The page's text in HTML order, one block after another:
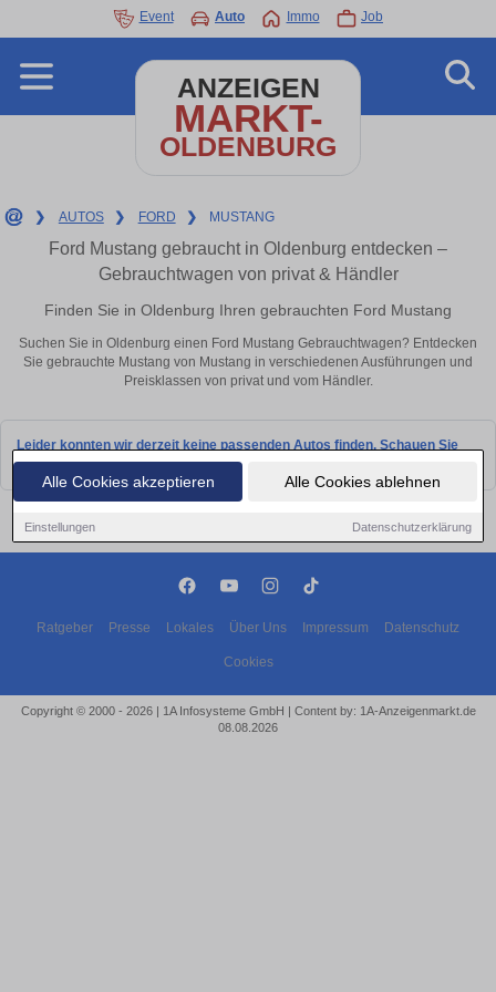
Alle Cookies akzeptieren Alle Cookies ablehnen
Einstellungen Datenschutzerklärung
Event Auto Immo Job
ANZEIGEN
MARKT-
OLDENBURG
❯ AUTOS ❯ FORD ❯ MUSTANG
Ford Mustang gebraucht in Oldenburg entdecken –
Gebrauchtwagen von privat & Händler
Finden Sie in Oldenburg Ihren gebrauchten Ford Mustang
Suchen Sie in Oldenburg einen Ford Mustang Gebrauchtwagen? Entdecken
Sie gebrauchte Mustang von Mustang in verschiedenen Ausführungen und
Preisklassen von privat und vom Händler.
Leider konnten wir derzeit keine passenden Autos finden. Schauen Sie
bald wieder vorbei!
Ratgeber Presse Lokales Über Uns Impressum Datenschutz
Cookies
Copyright © 2000 - 2026 | 1A Infosysteme GmbH | Content by: 1A-Anzeigenmarkt.de
08.08.2026